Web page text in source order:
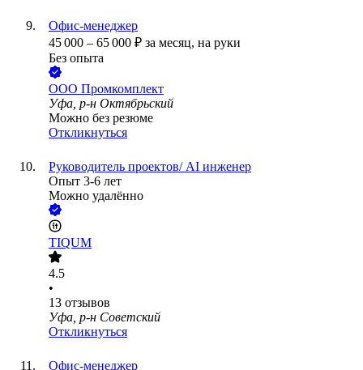
Офис-менеджер
45 000 – 65 000 ₽ за месяц, на руки
Без опыта
ООО Промкомплект
Уфа, р-н Октябрьский
Можно без резюме
Откликнуться
Руководитель проектов/ AI инженер
Опыт 3-6 лет
Можно удалённо
TIQUM
4.5
•
13 отзывов
Уфа, р-н Советский
Откликнуться
Офис-менеджер